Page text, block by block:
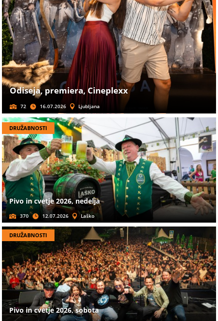
Odiseja, premiera, Cineplexx
72 16.07.2026 Ljubljana
DRUŽABNOSTI
Pivo in cvetje 2026, nedelja
370 12.07.2026 Laško
DRUŽABNOSTI
Pivo in cvetje 2026, sobota